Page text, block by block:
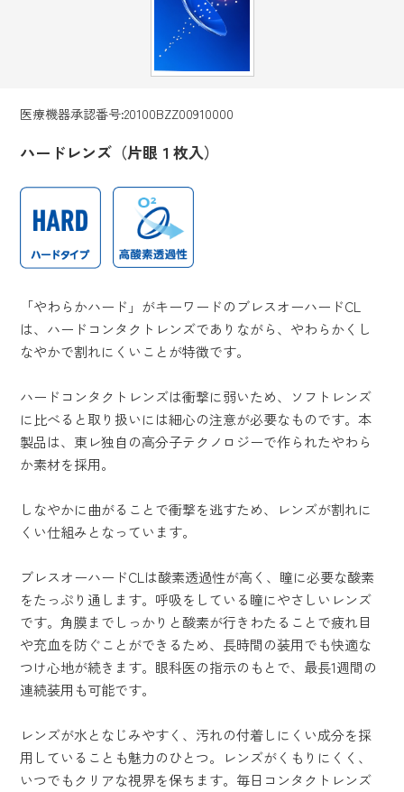
医療機器承認番号:20100BZZ00910000
ハードレンズ（片眼１枚入）
「やわらかハード」がキーワードのブレスオーハードCL
は、ハードコンタクトレンズでありながら、やわらかくし
なやかで割れにくいことが特徴です。
ハードコンタクトレンズは衝撃に弱いため、ソフトレンズ
に比べると取り扱いには細心の注意が必要なものです。本
製品は、東レ独自の高分子テクノロジーで作られたやわら
か素材を採用。
しなやかに曲がることで衝撃を逃すため、レンズが割れに
くい仕組みとなっています。
ブレスオーハードCLは酸素透過性が高く、瞳に必要な酸素
をたっぷり通します。呼吸をしている瞳にやさしいレンズ
です。角膜までしっかりと酸素が行きわたることで疲れ目
や充血を防ぐことができるため、長時間の装用でも快適な
つけ心地が続きます。眼科医の指示のもとで、最長1週間の
連続装用も可能です。
レンズが水となじみやすく、汚れの付着しにくい成分を採
用していることも魅力のひとつ。レンズがくもりにくく、
いつでもクリアな視界を保ちます。毎日コンタクトレンズ